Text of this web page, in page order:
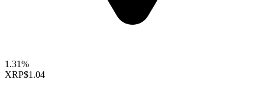
1.31%
XRP$1.04